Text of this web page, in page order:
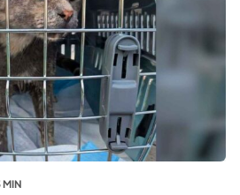
MIN